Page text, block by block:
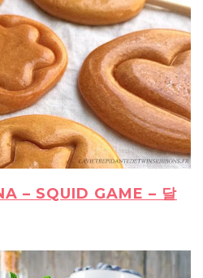
– SQUID GAME – 달